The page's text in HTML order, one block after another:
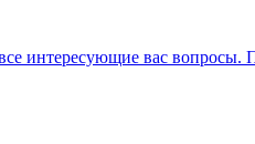
интересующие вас вопросы.